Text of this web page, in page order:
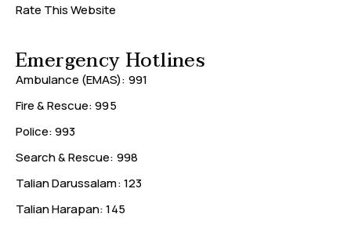
Rate This Website
Emergency Hotlines
Ambulance (EMAS): 991
Fire & Rescue: 995
Police: 993
Search & Rescue: 998
Talian Darussalam: 123
Talian Harapan: 145